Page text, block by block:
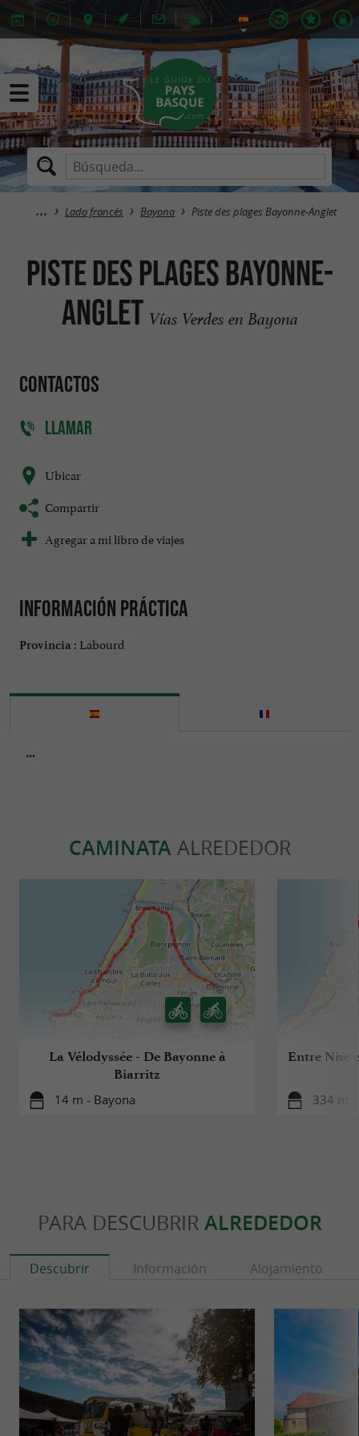
Lado francés Bayona Piste des plages Bayonne-Anglet
Piste des plages Bayonne-
Anglet Vías Verdes en Bayona
Contactos
LLAMAR
Ubicar
Compartir
Agregar a mi libro de viajes
Información práctica
Provincia : Labourd
...
CAMINATAALREDEDOR
La Vélodyssée - De Bayonne à
Biarritz
14 m - Bayona
Entre Nive
334 m -
PARA DESCUBRIR ALREDEDOR
Descubrir Información Alojamiento